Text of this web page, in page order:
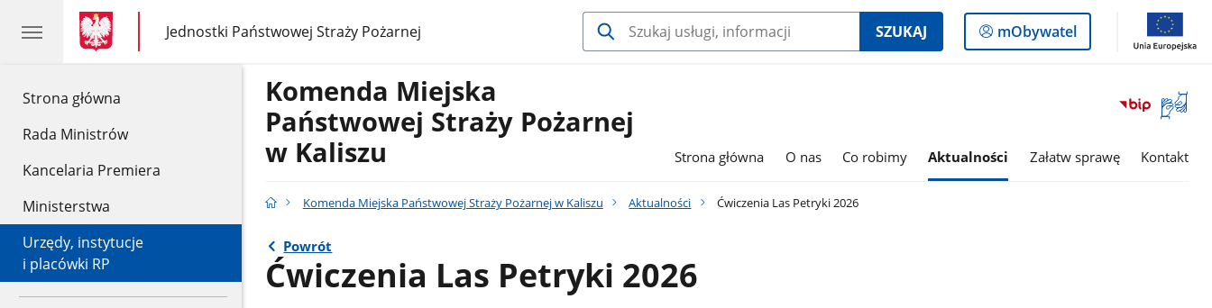
Strona główna
Rada Ministrów
Kancelaria Premiera
Ministerstwa
Urzędy, instytucje
i placówki RP
gov.pl
gov.pl
Jednostki Państwowej Straży Pożarnej
gov.pl
Jednostki
Państwowej
SZUKAJ
Logowanie
do
mObywatel
Otwórz
okno
Komenda Miejska
Państwowej Straży Pożarnej
w Kaliszu
Strona główna O nas Co robimy Aktualności Załatw sprawę Kontakt
Komenda Miejska Państwowej Straży Pożarnej w Kaliszu Aktualności Ćwiczenia Las Petryki 2026
Powrót
Ćwiczenia Las Petryki 2026